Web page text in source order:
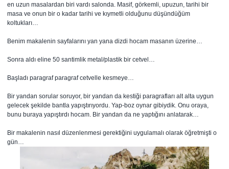
en uzun masalardan biri vardı salonda. Masif, görkemli, upuzun, tarihi bir
masa ve onun bir o kadar tarihi ve kıymetli olduğunu düşündüğüm
koltukları…
Benim makalenin sayfalarını yan yana dizdi hocam masanın üzerine…
Sonra aldı eline 50 santimlik metal/plastik bir cetvel…
Başladı paragraf paragraf cetvelle kesmeye…
Bir yandan sorular soruyor, bir yandan da kestiği paragrafları alt alta uygun
gelecek şekilde bantla yapıştırıyordu. Yap-boz oynar gibiydik. Onu oraya,
bunu buraya yapıştırdı hocam. Bir yandan da ne yaptığını anlatarak…
Bir makalenin nasıl düzenlenmesi gerektiğini uygulamalı olarak öğretmişti o
gün…